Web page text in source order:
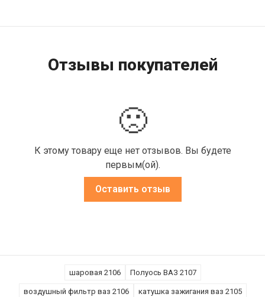
Отзывы покупателей
🙁
К этому товару еще нет отзывов. Вы будете
первым(ой).
Оставить отзыв
шаровая 2106 Полуось ВАЗ 2107
воздушный фильтр ваз 2106 катушка зажигания ваз 2105